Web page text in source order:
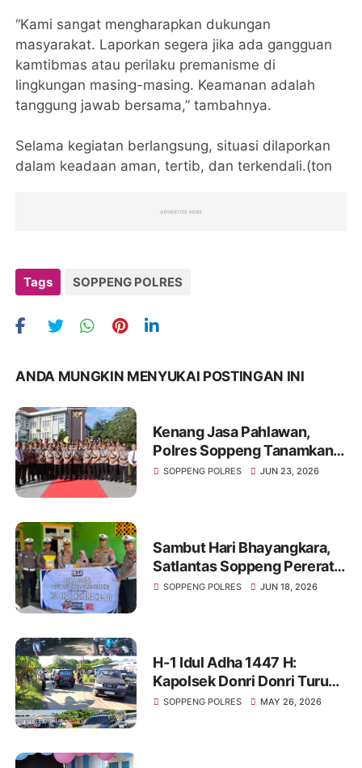
“Kami sangat mengharapkan dukungan
masyarakat. Laporkan segera jika ada gangguan
kamtibmas atau perilaku premanisme di
lingkungan masing-masing. Keamanan adalah
tanggung jawab bersama,” tambahnya.
Selama kegiatan berlangsung, situasi dilaporkan
dalam keadaan aman, tertib, dan terkendali.(ton
Tags SOPPENG POLRES
ANDA MUNGKIN MENYUKAI POSTINGAN INI
Kenang Jasa Pahlawan,
Polres Soppeng Tanamkan
Semangat Pengabdian di
SOPPENG POLRES JUN 23, 2026
Sambut Hari Bhayangkara,
Satlantas Soppeng Pererat
Silaturahmi Lewat Berbagi
SOPPENG POLRES JUN 18, 2026
H-1 Idul Adha 1447 H:
Kapolsek Donri Donri Turun
Langsung Amankan Pasar
SOPPENG POLRES MAY 26, 2026